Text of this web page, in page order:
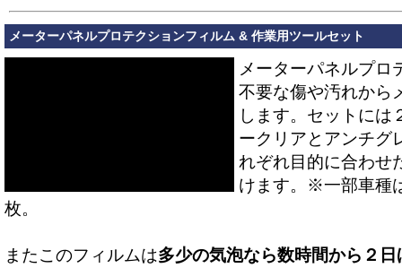
メーターパネルプロテクションフィルム & 作業用ツールセット
メーターパネルプロ
不要な傷や汚れから
します。セットには
ークリアとアンチグ
れぞれ目的に合わせ
けます。※一部車種
枚。
またこのフィルムは多少の気泡なら数時間から２